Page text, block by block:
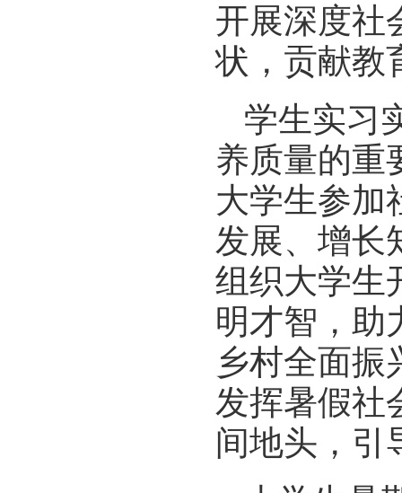
开展深度社
状，贡献教
学生实习
养质量的重
大学生参加
发展、增长
组织大学生
明才智，助
乡村全面振
发挥暑假社
间地头，引